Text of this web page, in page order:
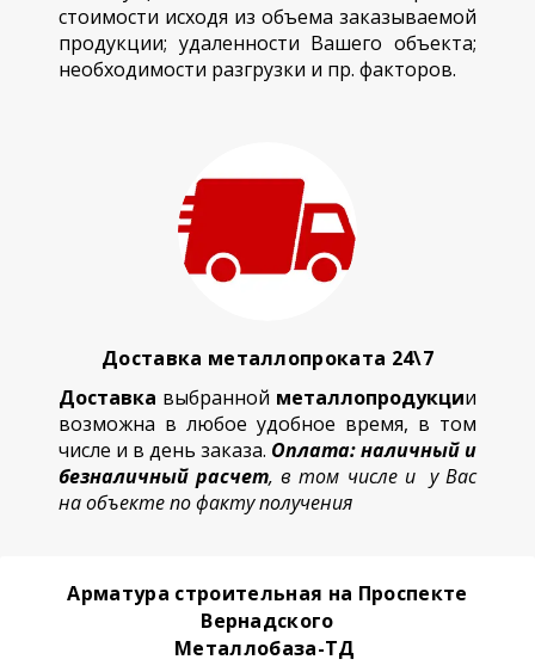
стоимости исходя из объема заказываемой
продукции; удаленности Вашего объекта;
необходимости разгрузки и пр. факторов.
Доставка металлопроката 24\7
Доставка выбранной металлопродукции
возможна в любое удобное время, в том
числе и в день заказа. Оплата: наличный и
безналичный расчет, в том числе и у Вас
на объекте по факту получения
Арматура строительная на Проспекте
Вернадского
Металлобаза-ТД